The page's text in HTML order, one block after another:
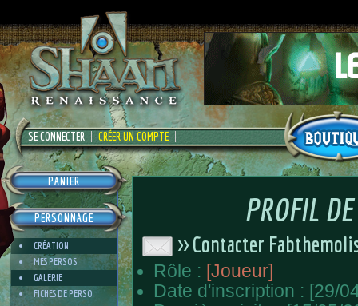
SE CONNECTER CRÉER UN COMPTE
PANIER
PERSONNAGE
CRÉATION
MES PERSOS
GALERIE
FICHES DE PERSO
PROFIL DE
>> Contacter
Rôle : [Joueur]
Date d'inscription : [29/